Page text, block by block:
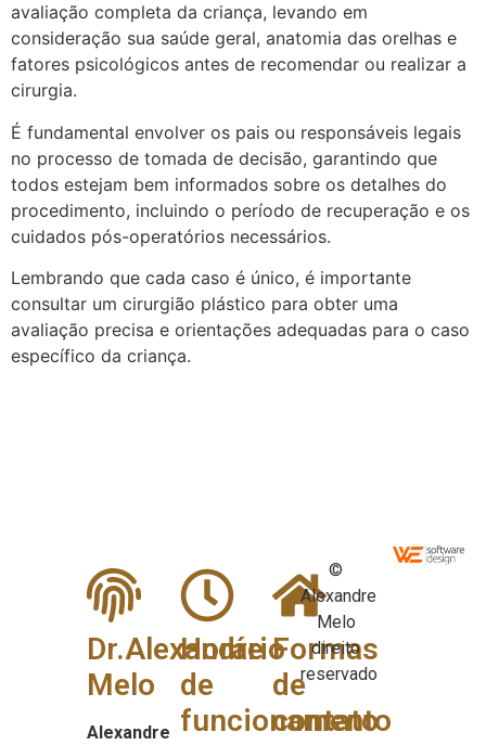
avaliação completa da criança, levando em
consideração sua saúde geral, anatomia das orelhas e
fatores psicológicos antes de recomendar ou realizar a
cirurgia.
É fundamental envolver os pais ou responsáveis legais
no processo de tomada de decisão, garantindo que
todos estejam bem informados sobre os detalhes do
procedimento, incluindo o período de recuperação e os
cuidados pós-operatórios necessários.
Lembrando que cada caso é único, é importante
consultar um cirurgião plástico para obter uma
avaliação precisa e orientações adequadas para o caso
específico da criança.
Dr.Alexandre
Melo
Alexandre
Horário
de
funcionamento
Formas
de
contato
©
Alexandre
Melo
direito
reservado